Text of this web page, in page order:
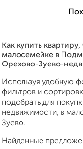
Как купить
малосемейке в
Орехово-Зуево-
Используя удобную
фильтров и
подобрать для
недвижимости, в
Зуево.
Найденные